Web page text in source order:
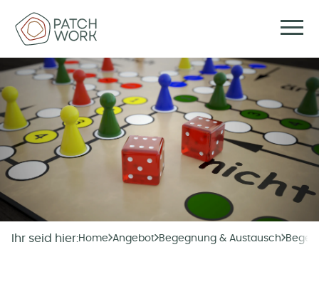
Ihr seid hier:Home Angebot Begegnung & Austausch